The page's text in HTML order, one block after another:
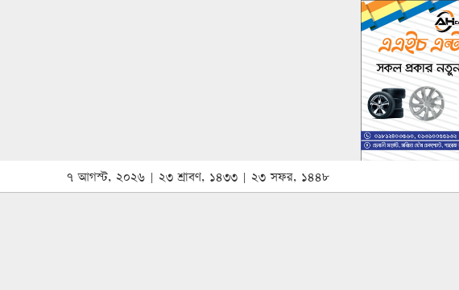
৭ আগস্ট, ২০২৬ | ২৩ শ্রাবণ, ১৪৩৩ | ২৩ সফর, ১৪৪৮